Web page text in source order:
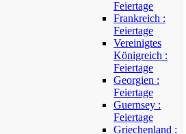
Feiertage
Frankreich :
Feiertage
Vereinigtes
Königreich :
Feiertage
Georgien :
Feiertage
Guernsey :
Feiertage
Griechenland :